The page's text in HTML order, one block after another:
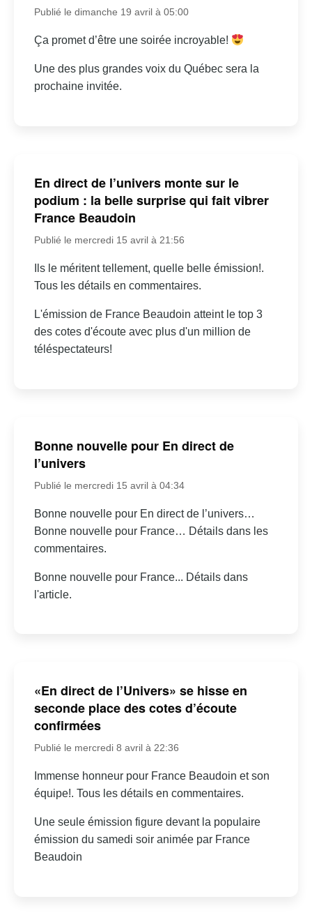
Publié le dimanche 19 avril à 05:00
Ça promet d’être une soirée incroyable!
Une des plus grandes voix du Québec sera la
prochaine invitée.
En direct de l’univers monte sur le
podium : la belle surprise qui fait vibrer
France Beaudoin
Publié le mercredi 15 avril à 21:56
Ils le méritent tellement, quelle belle émission!.
Tous les détails en commentaires.
L'émission de France Beaudoin atteint le top 3
des cotes d'écoute avec plus d'un million de
téléspectateurs!
Bonne nouvelle pour En direct de
l’univers
Publié le mercredi 15 avril à 04:34
Bonne nouvelle pour En direct de l’univers…
Bonne nouvelle pour France… Détails dans les
commentaires.
Bonne nouvelle pour France... Détails dans
l'article.
«En direct de l’Univers» se hisse en
seconde place des cotes d’écoute
confirmées
Publié le mercredi 8 avril à 22:36
Immense honneur pour France Beaudoin et son
équipe!. Tous les détails en commentaires.
Une seule émission figure devant la populaire
émission du samedi soir animée par France
Beaudoin